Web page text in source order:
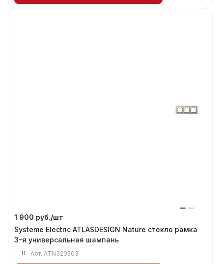
1 900 руб./шт
Systeme Electric ATLASDESIGN Nature стекло рамка
3-я универсальная шампань
0 Арт. ATN320503